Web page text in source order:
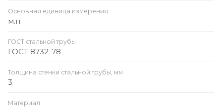
Основная единица измерения
м.п.
ГОСТ стальной трубы
ГОСТ 8732-78
Толщина стенки стальной трубы, мм
3
Материал